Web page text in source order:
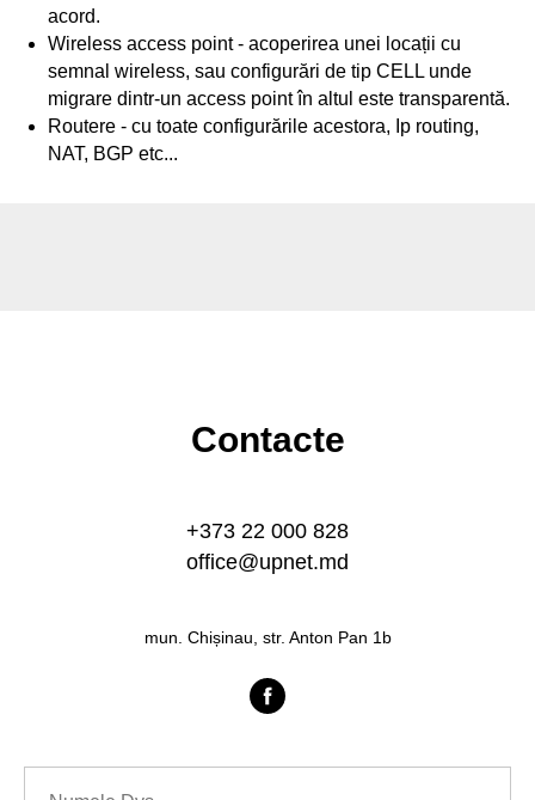
acord.
Wireless access point - acoperirea unei locații cu
semnal wireless, sau configurări de tip CELL unde
migrare dintr-un access point în altul este transparentă.
Routere - cu toate configurările acestora, Ip routing,
NAT, BGP etc...
Contacte
+373 22 000 828
office@upnet.md
mun. Chișinau, str. Anton Pan 1b